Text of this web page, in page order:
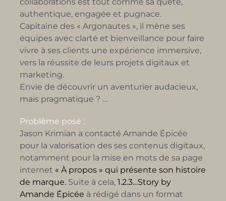
authentique, engagée et pugnace.
Capitaine des « Argonautes », il mène ses
équipes avec clarté et bienveillance pour faire
vivre à ses clients une expérience immersive,
vers la réussite de leurs projets digitaux et
marketing.
Envie de découvrir un aventurier audacieux,
mais pragmatique ? …
Problème posé :
Jason Krimian a contacté Amande Épicée
pour la valorisation des ses contenus digitaux,
notamment pour la mise en mots de sa page
internet « À propos » qui présente son histoire
de marque. Suite à cela, 1.2.3…Story by
Amande Épicée à rédigé dans un format